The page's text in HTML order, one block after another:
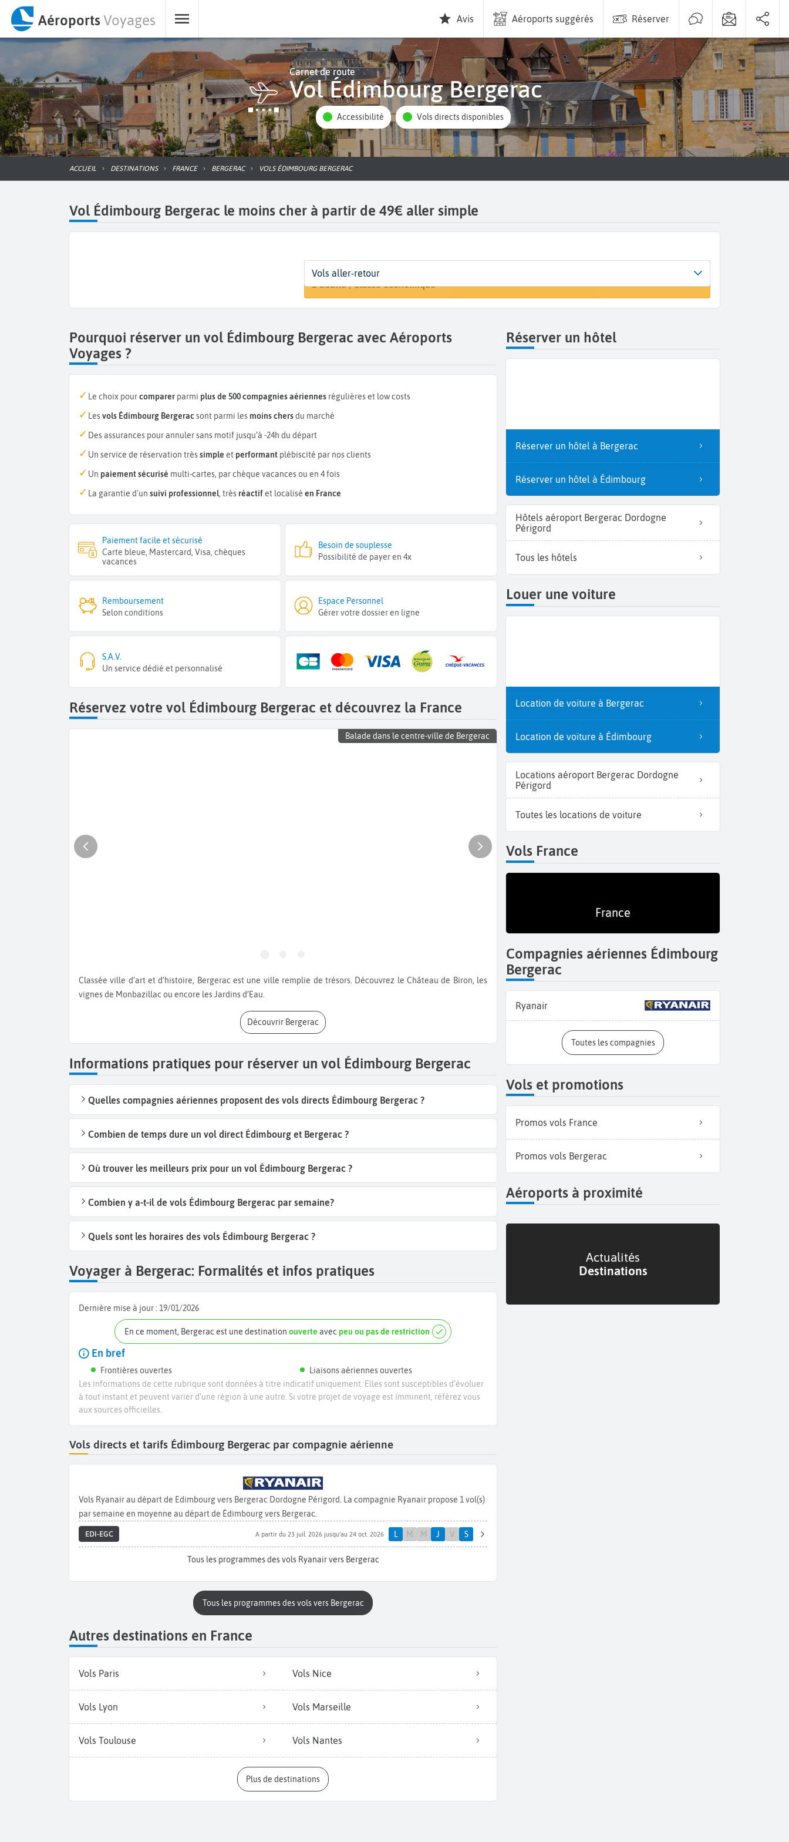
AéroportsVoyages Avis Aéroports suggérés Réserver
Carnet de route
Vol Édimbourg Bergerac
Accessibilité Vols directs disponibles
ACCUEIL DESTINATIONS FRANCE BERGERAC VOLS ÉDIMBOURG BERGERAC
Vol Édimbourg Bergerac le moins cher à partir de 49€ aller simple
Départ
Édimbourg (EDI) Bergerac (EGC)
Dates
Dates de votre voyage
Voyageurs | Classe
1 adulte | Classe économique
Vols aller-retour
Pourquoi réserver un vol Édimbourg Bergerac avec Aéroports
Voyages ?
Le choix pourcomparer parmi plus de 500 compagnies aériennes régulières et low costs
Lesvols Édimbourg Bergeracsont parmi les moins chersdu marché
Des assurances pour annuler sans motif jusqu’à -24h du départ
Un service de réservation trèssimple et performant plébiscité par nos clients
Un paiement sécurisé multi-cartes, par chèque vacances ou en 4 fois
La garantie d'un suivi professionnel, très réactifet localisé en France
Paiement facile et sécurisé
Carte bleue, Mastercard, Visa, chèques
vacances
Besoin de souplesse
Possibilité de payer en 4x
Remboursement
Selon conditions
Espace Personnel
Gérer votre dossier en ligne
S.A.V.
Un service dédié et personnalisé
Réservez votre vol Édimbourg Bergerac et découvrez la France
Balade dans le centre-ville de Bergerac
Classée ville d’art et d’histoire, Bergerac est une ville remplie de trésors. Découvrez le Château de Biron, les
vignes de Monbazillac ou encore les Jardins d’Eau.
Découvrir Bergerac
Informations pratiques pour réserver un vol Édimbourg Bergerac
Quelles compagnies aériennes proposent des vols directs Édimbourg Bergerac ?
Combien de temps dure un vol direct Édimbourg et Bergerac ?
Où trouver les meilleurs prix pour un vol Édimbourg Bergerac ?
Combien y a-t-il de vols Édimbourg Bergerac par semaine?
Quels sont les horaires des vols Édimbourg Bergerac ?
Voyager à Bergerac: Formalités et infos pratiques
Dernière mise à jour : 19/01/2026
En ce moment, Bergerac est une destination ouverte avec peu ou pas de restriction
En bref
Frontières ouvertes
Liaisons aériennes ouvertes
Les informations de cette rubrique sont données à titre indicatif uniquement. Elles sont susceptibles d’évoluer
à tout instant et peuvent varier d’une région à une autre. Si votre projet de voyage est imminent, référez vous
aux sources officielles.
Vols directs et tarifs Édimbourg Bergerac par compagnie aérienne
Vols Ryanair au départ de Edimbourg vers Bergerac Dordogne Périgord. La compagnie Ryanair propose 1 vol(s)
par semaine en moyenne au départ de Édimbourg vers Bergerac.
EDI-EGC A partir du 23 juil. 2026 jusqu'au 24 oct. 2026 L M M J V S
Tous les programmes des vols Ryanair vers Bergerac
Tous les programmes des vols vers Bergerac
Autres destinations en France
Vols Paris Vols Nice
Vols Lyon Vols Marseille
Vols Toulouse Vols Nantes
Plus de destinations
Réserver un hôtel
Réserver un hôtel à Bergerac
Réserver un hôtel à Édimbourg
Hôtels aéroport Bergerac Dordogne
Périgord
Tous les hôtels
Louer une voiture
Location de voiture à Bergerac
Location de voiture à Édimbourg
Locations aéroport Bergerac Dordogne
Périgord
Toutes les locations de voiture
Vols France
France
Compagnies aériennes Édimbourg
Bergerac
Ryanair
Toutes les compagnies
Vols et promotions
Promos vols France
Promos vols Bergerac
Aéroports à proximité
Actualités
Destinations